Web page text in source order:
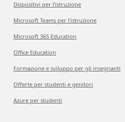
Dispositivi per l'istruzione
Microsoft Teams per l'istruzione
Microsoft 365 Education
Office Education
Formazione e sviluppo per gli insegnanti
Offerte per studenti e genitori
Azure per studenti